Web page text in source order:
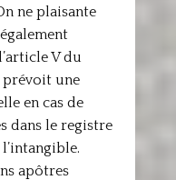
ne plaisante
V du
une
en cas de
dans le registre
apôtres